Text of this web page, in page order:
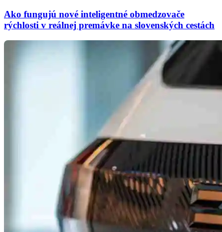
Ako fungujú nové inteligentné obmedzovače
rýchlosti v reálnej premávke na slovenských cestách